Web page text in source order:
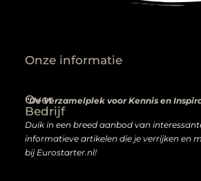
Over
Bedrijf
“De Verzamelplek voor Kennis en
Duik in een breed aanbod van
informatieve artikelen die je verrijken en
bij Eurostarter.nl!
Onze informatie